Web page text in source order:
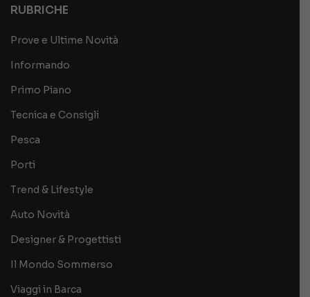
RUBRICHE
Prove e Ultime Novità
Informando
Primo Piano
Tecnica e Consigli
Pesca
Porti
Trend & Lifestyle
Auto Novità
Designer & Progettisti
Il Mondo Sommerso
Viaggi in Barca